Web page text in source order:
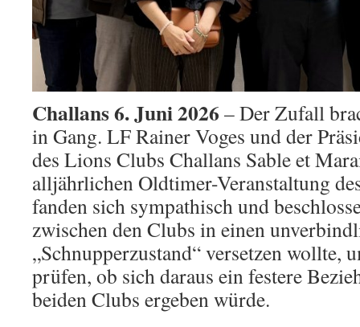
Challans 6. Juni 2026 – Der Zufall
in Gang. LF Rainer Voges und der
des Lions Clubs Challans Sable et
alljährlichen Oldtimer-Veranstaltung
fanden sich sympathisch und
zwischen den Clubs in einen
„Schnupperzustand“ versetzen wollte,
prüfen, ob sich daraus ein festere
beiden Clubs ergeben würde.